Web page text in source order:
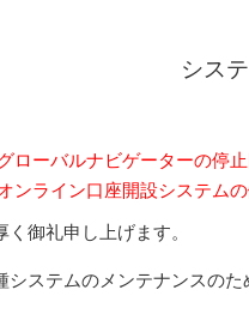
シス
ーバルナビゲーターの停止
ンライン口座開設システムの
御礼申し上げます。
ステムのメンテナンスの